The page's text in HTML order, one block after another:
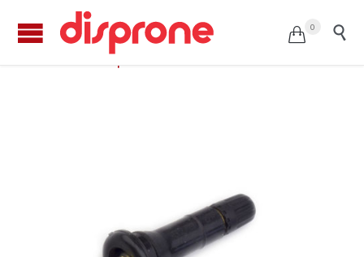
 0 
Válvula repuesto sensor TPMS T5033